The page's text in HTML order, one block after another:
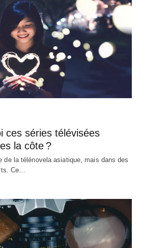
ces séries télévisées
la côte ?
de la télénovela asiatique, mais dans des
Ce…